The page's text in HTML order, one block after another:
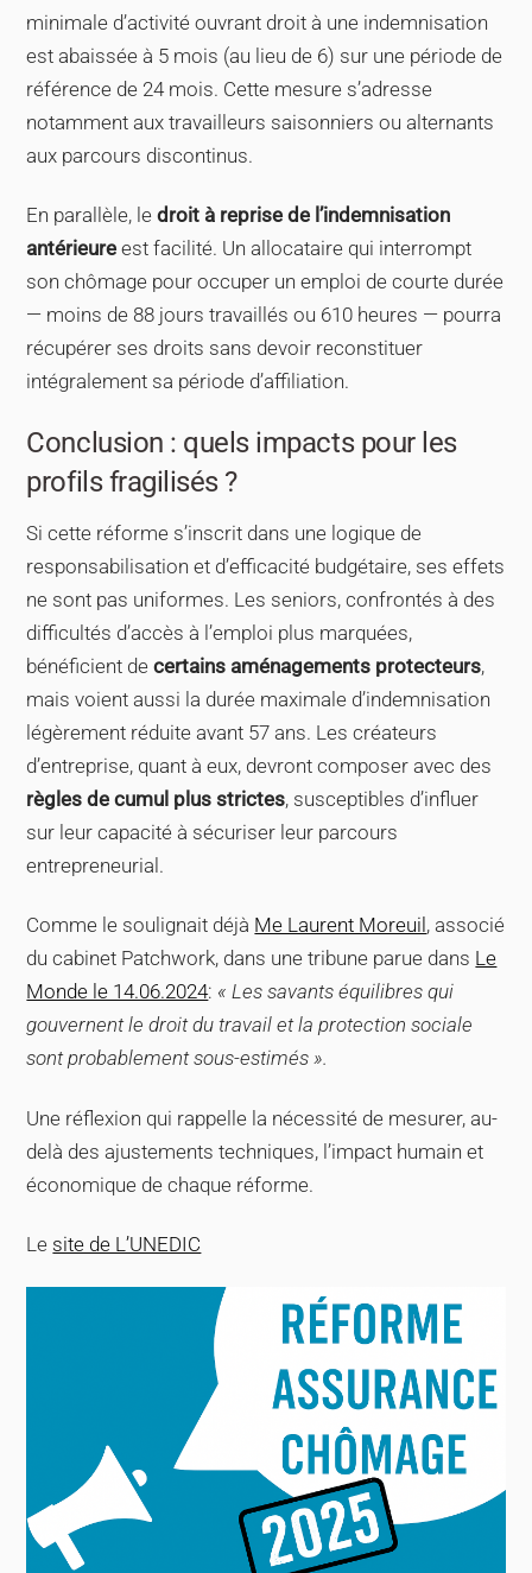
minimale d’activité ouvrant droit à une indemnisation
est abaissée à 5 mois (au lieu de 6) sur une période de
référence de 24 mois. Cette mesure s’adresse
notamment aux travailleurs saisonniers ou alternants
aux parcours discontinus.
En parallèle, ledroit à reprise de l’indemnisation
antérieure est facilité. Un allocataire qui interrompt
son chômage pour occuper un emploi de courte durée
— moins de 88 jours travaillés ou 610 heures — pourra
récupérer ses droits sans devoir reconstituer
intégralement sa période d’affiliation.
Conclusion : quels impacts pour les
profils fragilisés ?
Si cette réforme s’inscrit dans une logique de
responsabilisation et d’efficacité budgétaire, ses effets
ne sont pas uniformes. Les seniors, confrontés à des
difficultés d’accès à l’emploi plus marquées,
bénéficient decertains aménagements protecteurs,
mais voient aussi la durée maximale d’indemnisation
légèrement réduite avant 57 ans. Les créateurs
d’entreprise, quant à eux, devront composer avec des
règles de cumul plus strictes, susceptibles d’influer
sur leur capacité à sécuriser leur parcours
entrepreneurial.
Comme le soulignait déjà Me Laurent Moreuil , associé
du cabinet Patchwork, dans une tribune parue dans Le
Monde le 14.06.2024: « Les savants équilibres qui
gouvernent le droit du travail et la protection sociale
sont probablement sous-estimés ».
Une réflexion qui rappelle la nécessité de mesurer, au-
delà des ajustements techniques, l’impact humain et
économique de chaque réforme.
Le site de L’UNEDIC